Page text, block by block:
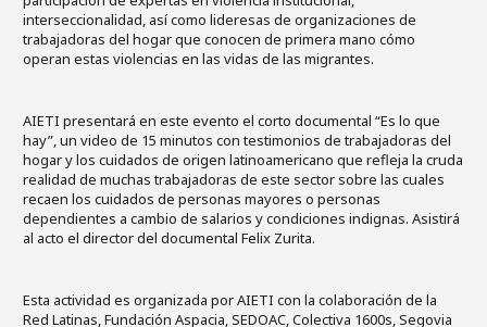
interseccionalidad, así como lideresas de organizaciones de
trabajadoras del hogar que conocen de primera mano cómo
operan estas violencias en las vidas de las migrantes.
AIETI presentará en este evento el corto documental “Es lo que
hay”, un video de 15 minutos con testimonios de trabajadoras del
hogar y los cuidados de origen latinoamericano que refleja la cruda
realidad de muchas trabajadoras de este sector sobre las cuales
recaen los cuidados de personas mayores o personas
dependientes a cambio de salarios y condiciones indignas. Asistirá
al acto el director del documental Felix Zurita.
Esta actividad es organizada por AIETI con la colaboración de la
Red Latinas, Fundación Aspacia, SEDOAC, Colectiva 1600s, Segovia